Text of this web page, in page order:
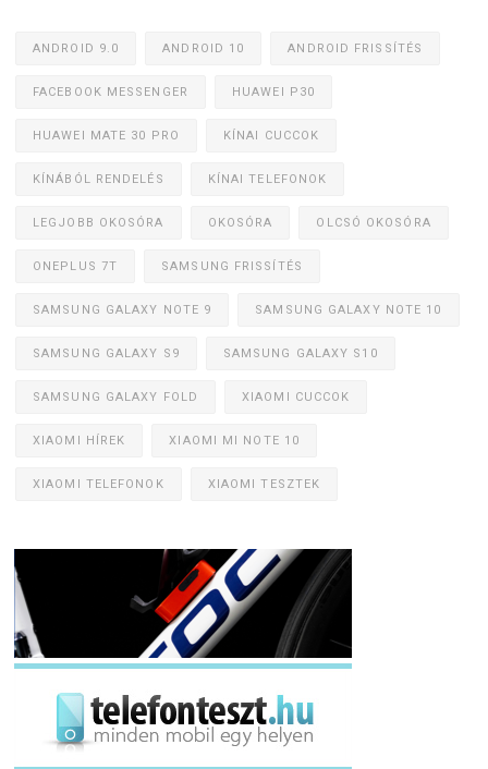
ANDROID 9.0 ANDROID 10 ANDROID FRISSÍTÉS
FACEBOOK MESSENGER HUAWEI P30
HUAWEI MATE 30 PRO KÍNAI CUCCOK
KÍNÁBÓL RENDELÉS KÍNAI TELEFONOK
LEGJOBB OKOSÓRA OKOSÓRA OLCSÓ OKOSÓRA
ONEPLUS 7T SAMSUNG FRISSÍTÉS
SAMSUNG GALAXY NOTE 9 SAMSUNG GALAXY NOTE 10
SAMSUNG GALAXY S9 SAMSUNG GALAXY S10
SAMSUNG GALAXY FOLD XIAOMI CUCCOK
XIAOMI HÍREK XIAOMI MI NOTE 10
XIAOMI TELEFONOK XIAOMI TESZTEK